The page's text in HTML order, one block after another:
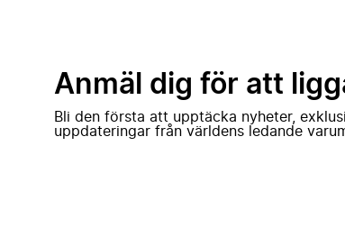
Anmäl dig för att
Bli den första att upptäcka nyheter,
uppdateringar från världens ledande